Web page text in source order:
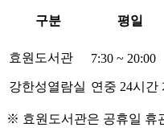
구분
평일
효원도서관 7:30 ~ 20:00
강한성열람실 연중 24시간
※ 효원도서관은 공휴일 휴